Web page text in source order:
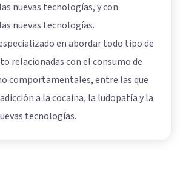
nuevas tecnologías, y con
nuevas tecnologías.
en abordar todo tipo de
relacionadas con el consumo de
comportamentales, entre las que
a la cocaína, la ludopatía y la
tecnologías.